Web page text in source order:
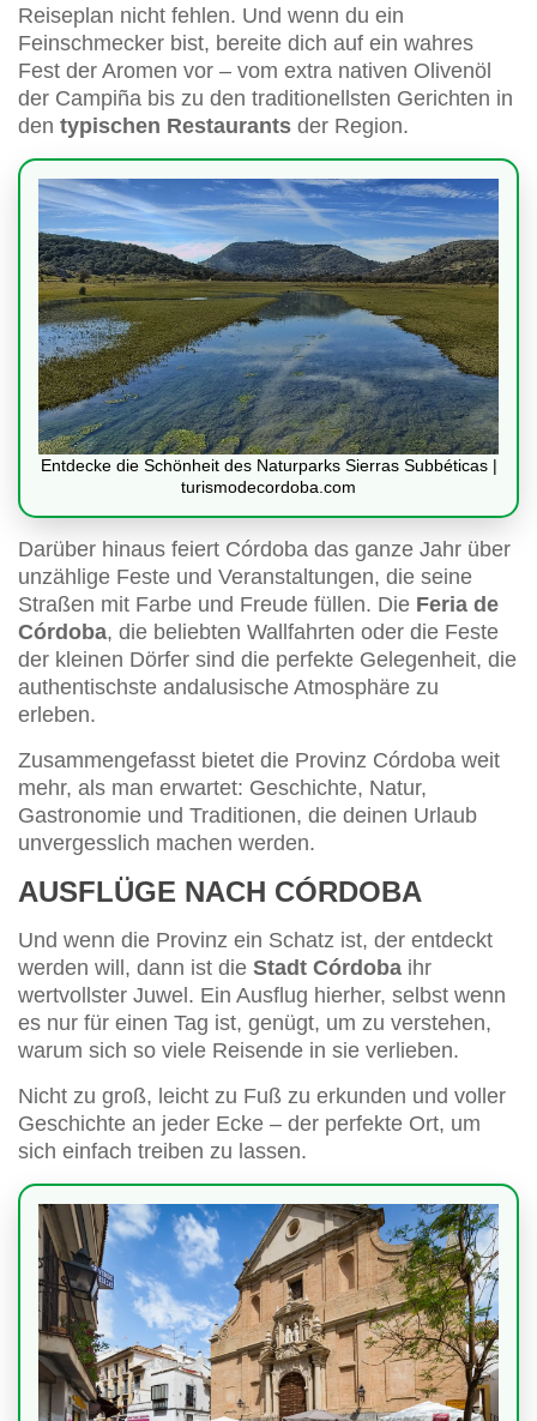
Reiseplan nicht fehlen. Und wenn du ein
Feinschmecker bist, bereite dich auf ein wahres
Fest der Aromen vor – vom extra nativen Olivenöl
der Campiña bis zu den traditionellsten Gerichten in
den typischen Restaurants der Region.
Entdecke die Schönheit des Naturparks Sierras Subbéticas |
turismodecordoba.com
Darüber hinaus feiert Córdoba das ganze Jahr über
unzählige Feste und Veranstaltungen, die seine
Straßen mit Farbe und Freude füllen. Die Feria de
Córdoba, die beliebten Wallfahrten oder die Feste
der kleinen Dörfer sind die perfekte Gelegenheit, die
authentischste andalusische Atmosphäre zu
erleben.
Zusammengefasst bietet die Provinz Córdoba weit
mehr, als man erwartet: Geschichte, Natur,
Gastronomie und Traditionen, die deinen Urlaub
unvergesslich machen werden.
AUSFLÜGE NACH CÓRDOBA
Und wenn die Provinz ein Schatz ist, der entdeckt
werden will, dann ist die Stadt Córdoba ihr
wertvollster Juwel. Ein Ausflug hierher, selbst wenn
es nur für einen Tag ist, genügt, um zu verstehen,
warum sich so viele Reisende in sie verlieben.
Nicht zu groß, leicht zu Fuß zu erkunden und voller
Geschichte an jeder Ecke – der perfekte Ort, um
sich einfach treiben zu lassen.